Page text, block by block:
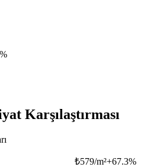
%
Karşılaştırması
₺579/m²+67.3%